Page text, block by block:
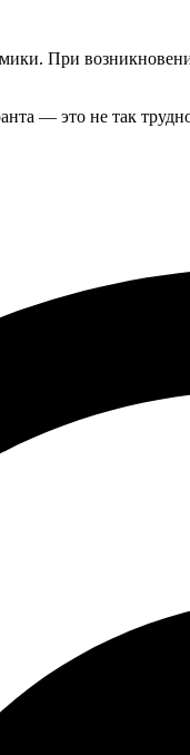
При
— это не так